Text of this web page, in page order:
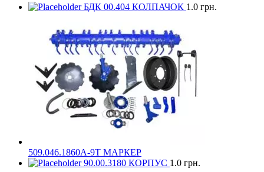
БДК 00.404 КОЛПАЧОК 1.0 грн.
509.046.1860А-9Т МАРКЕР
90.00.3180 КОРПУС 1.0 грн.